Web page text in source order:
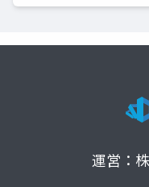
運営：